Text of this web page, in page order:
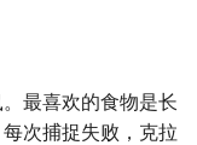
最喜欢的食物是长
次捕捉失败，克拉